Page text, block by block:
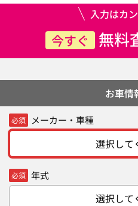
入力はカ
今すぐ 無料
お車情
必須 メーカー・車種
選択して
必須 年式
選択して